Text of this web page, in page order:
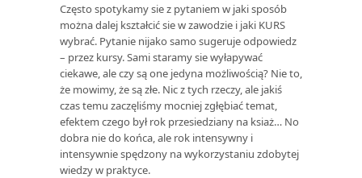
Często spotykamy sie z pytaniem w jaki sposób
można dalej kształcić sie w zawodzie i jaki KURS
wybrać. Pytanie nijako samo sugeruje odpowiedz
– przez kursy. Sami staramy sie wyłapywać
ciekawe, ale czy są one jedyna możliwością? Nie to,
że mowimy, że są złe. Nic z tych rzeczy, ale jakiś
czas temu zaczęliśmy mocniej zgłębiać temat,
efektem czego był rok przesiedziany na ksiaż… No
dobra nie do końca, ale rok intensywny i
intensywnie spędzony na wykorzystaniu zdobytej
wiedzy w praktyce.